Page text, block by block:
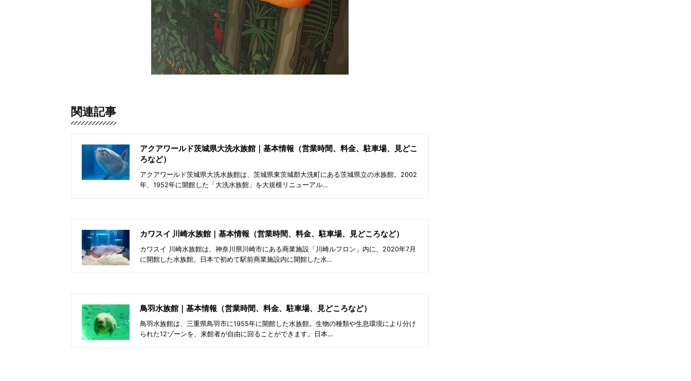
関連記事
アクアワールド茨城県大洗水族館｜基本情報（営業時間、料金、駐車場、見どこ
ろなど）
アクアワールド茨城県大洗水族館は、茨城県東茨城郡大洗町にある茨城県立の水族館。2002
年、1952年に開館した「大洗水族館」を大規模リニューアル…
カワスイ 川崎水族館｜基本情報（営業時間、料金、駐車場、見どころなど）
カワスイ 川崎水族館は、神奈川県川崎市にある商業施設「川崎ルフロン」内に、2020年7月
に開館した水族館。日本で初めて駅前商業施設内に開館した水…
鳥羽水族館｜基本情報（営業時間、料金、駐車場、見どころなど）
鳥羽水族館は、三重県鳥羽市に1955年に開館した水族館。生物の種類や生息環境により分け
られた12ゾーンを、来館者が自由に回ることができます。日本…